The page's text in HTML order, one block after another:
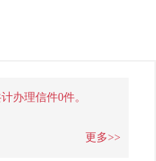
办理信件0件。
更多>>